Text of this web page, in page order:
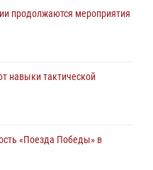
продолжаются мероприятия
навыки тактической
«Поезда Победы» в